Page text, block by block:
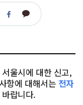
페 카
울시에 대한 신고,
항에 대해서는 전자
랍니다.